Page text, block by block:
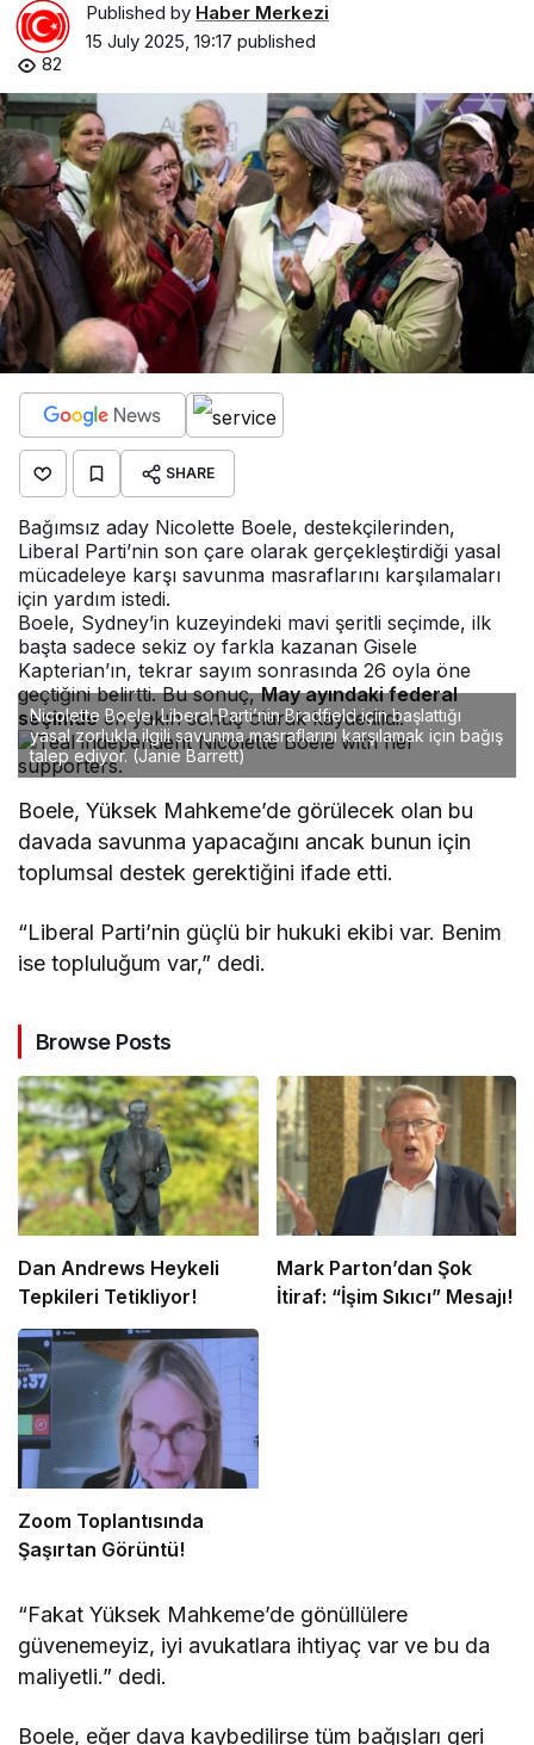
Published by Haber Merkezi
15 July 2025, 19:17 published
82
SHARE
Bağımsız aday Nicolette Boele, destekçilerinden,
Liberal Parti’nin son çare olarak gerçekleştirdiği yasal
mücadeleye karşı savunma masraflarını karşılamaları
için yardım istedi.
Boele, Sydney’in kuzeyindeki mavi şeritli seçimde, ilk
başta sadece sekiz oy farkla kazanan Gisele
Kapterian’ın, tekrar sayım sonrasında 26 oyla öne
geçtiğini belirtti. Bu sonuç,May ayındaki federal
seçimdeen yakın sonuç olarak kaydedildi.
Nicolette Boele, Liberal Parti’nin Bradfield için başlattığı
yasal zorlukla ilgili savunma masraflarını karşılamak için bağış
talep ediyor. (Janie Barrett)
Boele, Yüksek Mahkeme’de görülecek olan bu
davada savunma yapacağını ancak bunun için
toplumsal destek gerektiğini ifade etti.
“Liberal Parti’nin güçlü bir hukuki ekibi var. Benim
ise topluluğum var,” dedi.
Browse Posts
Dan Andrews Heykeli
Tepkileri Tetikliyor!
Mark Parton’dan Şok
İtiraf: “İşim Sıkıcı” Mesajı!
Zoom Toplantısında
Şaşırtan Görüntü!
“Fakat Yüksek Mahkeme’de gönüllülere
güvenemeyiz, iyi avukatlara ihtiyaç var ve bu da
maliyetli.” dedi.
Boele, eğer dava kaybedilirse tüm bağışları geri